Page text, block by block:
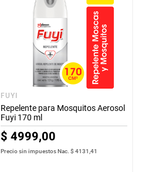
FUYI
Repelente para Mosquitos Aerosol
Fuyi 170 ml
$ 4999,00
Precio sin impuestos Nac.$ 4131,41